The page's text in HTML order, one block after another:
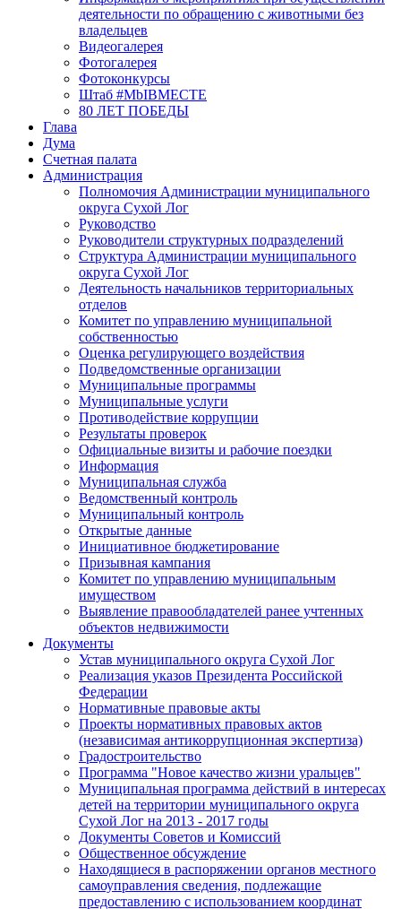
деятельности по обращению с животными без
владельцев
Видеогалерея
Фотогалерея
Фотоконкурсы
Штаб #MbIBMECTE
80 ЛЕТ ПОБЕДЫ
Глава
Дума
Счетная палата
Администрация
Полномочия Администрации муниципального
округа Сухой Лог
Руководство
Руководители структурных подразделений
Структура Администрации муниципального
округа Сухой Лог
Деятельность начальников территориальных
отделов
Комитет по управлению муниципальной
собственностью
Оценка регулирующего воздействия
Подведомственные организации
Муниципальные программы
Муниципальные услуги
Противодействие коррупции
Результаты проверок
Официальные визиты и рабочие поездки
Информация
Муниципальная служба
Ведомственный контроль
Муниципальный контроль
Открытые данные
Инициативное бюджетирование
Призывная кампания
Комитет по управлению муниципальным
имуществом
Выявление правообладателей ранее учтенных
объектов недвижимости
Документы
Устав муниципального округа Сухой Лог
Реализация указов Президента Российской
Федерации
Нормативные правовые акты
Проекты нормативных правовых актов
(независимая антикоррупционная экспертиза)
Градостроительство
Программа "Новое качество жизни уральцев"
Муниципальная программа действий в интересах
детей на территории муниципального округа
Сухой Лог на 2013 - 2017 годы
Документы Советов и Комиссий
Общественное обсуждение
Находящиеся в распоряжении органов местного
самоуправления сведения, подлежащие
предоставлению с использованием координат